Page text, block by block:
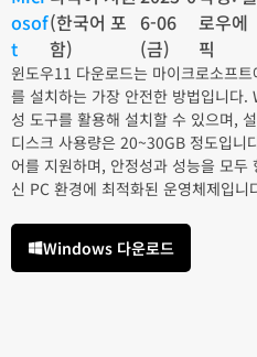
osof
t
(한국어 포
함)
6-06
(금)
로우에
픽
윈도우11 다운로드는 마이크로소프
를 설치하는 가장 안전한 방법입니
성 도구를 활용해 설치할 수 있으며,
디스크 사용량은 20~30GB 정도입니
어를 지원하며, 안정성과 성능을 모
신 PC 환경에 최적화된 운영체제입니
Windows 다운로드